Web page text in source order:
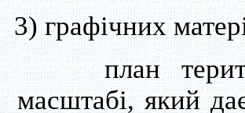
3) графічних
план
масштабі, який